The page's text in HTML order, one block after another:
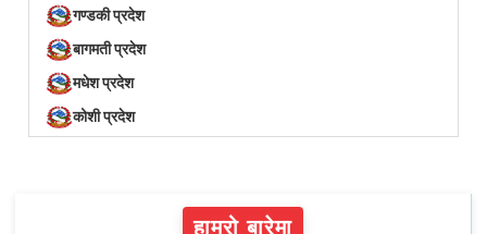
गण्डकी प्रदेश
बागमती प्रदेश
मधेश प्रदेश
कोशी प्रदेश
हाम्रो बारेमा